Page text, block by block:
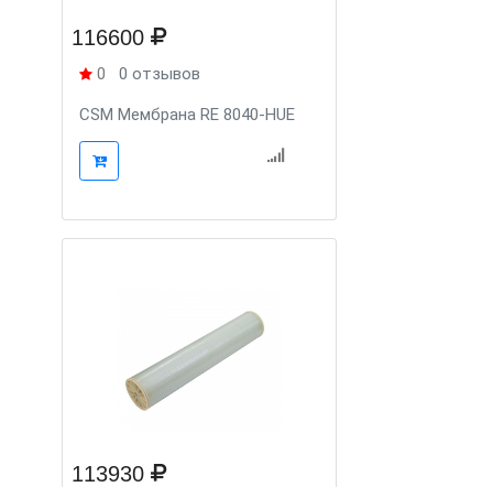
116600
0 0 отзывов
CSM Мембрана RE 8040-HUE
113930